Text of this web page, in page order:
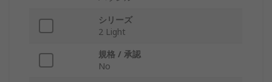
シリーズ
2 Light
規格 / 承認
No